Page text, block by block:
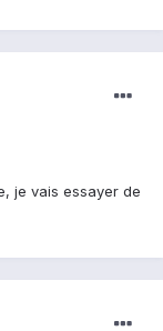
je vais essayer de